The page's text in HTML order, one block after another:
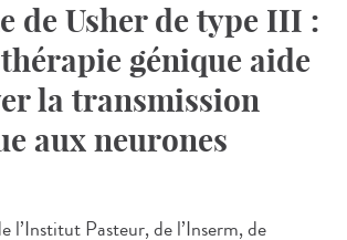
de Usher de type III :
génique aide
la transmission
aux neurones
l’Institut Pasteur, de l’Inserm, de